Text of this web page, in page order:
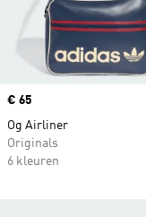
Price
€ 65
Og Airliner
Originals
6 kleuren